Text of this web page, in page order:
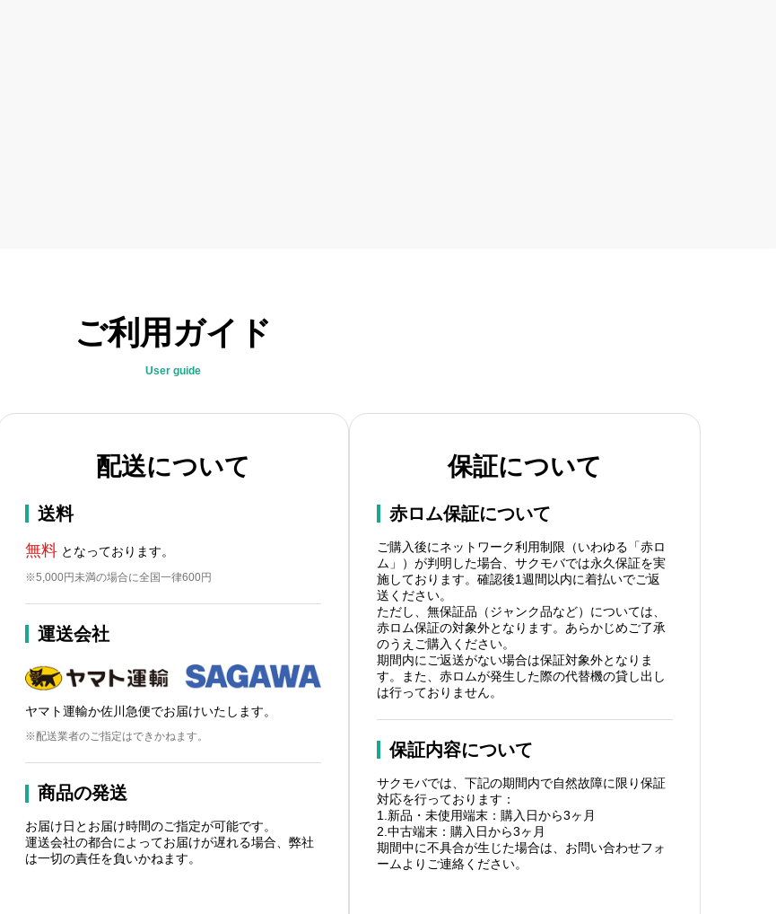
ご利用ガイド
User guide
配送について
送料
無料となっております。
※5,000円未満の場合に全国一律600円
運送会社
ヤマト運輸か佐川急便でお届けいたします。
※配送業者のご指定はできかねます。
商品の発送
お届け日とお届け時間のご指定が可能です。
運送会社の都合によってお届けが遅れる場合、弊社
は一切の責任を負いかねます。
保証について
赤ロム保証について
ご購入後にネットワーク利用制限（いわゆる「赤ロ
ム」）が判明した場合、サクモバでは永久保証を実
施しております。確認後1週間以内に着払いでご返
送ください。
ただし、無保証品（ジャンク品など）については、
赤ロム保証の対象外となります。あらかじめご了承
のうえご購入ください。
期間内にご返送がない場合は保証対象外となりま
す。また、赤ロムが発生した際の代替機の貸し出し
は行っておりません。
保証内容について
サクモバでは、下記の期間内で自然故障に限り保証
対応を行っております：
1.新品・未使用端末：購入日から3ヶ月
2.中古端末：購入日から3ヶ月
期間中に不具合が生じた場合は、お問い合わせフォ
ームよりご連絡ください。